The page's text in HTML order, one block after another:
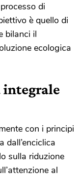
di
è quello di
bilanci il
ecologica
integrale
con i principi
dall’enciclica
sulla riduzione
al